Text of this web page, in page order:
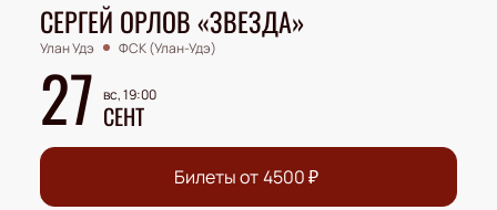
СЕРГЕЙ ОРЛОВ «ЗВЕЗДА»
Улан Удэ ФСК (Улан-Удэ)
27 вс, 19:00
СЕНТ
Билеты от4500₽